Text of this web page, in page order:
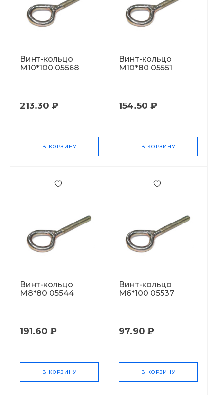
Винт-кольцо
М10*100 05568
213.30 ₽
В КОРЗИНУ
Винт-кольцо
М10*80 05551
154.50 ₽
В КОРЗИНУ
Винт-кольцо
М8*80 05544
191.60 ₽
В КОРЗИНУ
Винт-кольцо
М6*100 05537
97.90 ₽
В КОРЗИНУ